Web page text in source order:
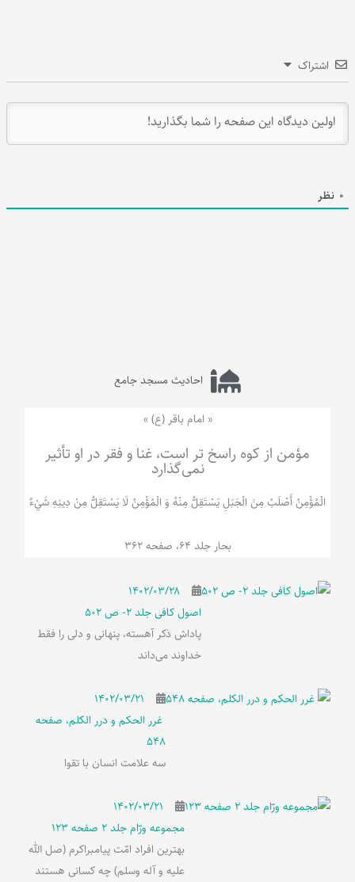
اشتراک
0 نظر
احادیث مسجد جامع
« امام باقر (ع) »
مؤمن از کوه راسخ تر است، غنا و فقر در او تأثیر
نمی‌گذارد
الْمُؤْمِنُ‌ أَصْلَبُ‌ مِنَ‌ الْجَبَلِ‌ یَسْتَقِلُّ مِنْهُ وَ الْمُؤْمِنُ لَا يَسْتَقِلُّ مِنْ دِينِهِ شَيْ‌ءٌ
بحار جلد 64، صفحه 362
۱۴۰۲/۰۳/۲۸
اصول کافی جلد 2- ص 502
پاداش ذکر آهسته، پنهانی و دلی را فقط
خداوند می‌داند
۱۴۰۲/۰۳/۲۱
غرر الحکم و درر الکلم، صفحه
548
سه علامت انسان با تقوا
۱۴۰۲/۰۳/۲۱
مجموعه ورّام جلد 2 صفحه 123
بهترین افراد امّت پیامبراکرم (صل الله
علیه و آله وسلم) چه کسانی هستند